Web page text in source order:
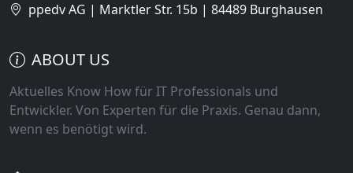
ppedv AG | Marktler Str. 15b | 84489 Burghausen
ABOUT US
Aktuelles Know How für IT Professionals und
Entwickler. Von Experten für die Praxis. Genau dann,
wenn es benötigt wird.